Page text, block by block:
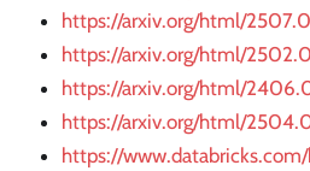
https://arxiv.org/html/
https://arxiv.org/html/
https://arxiv.org/html/
https://arxiv.org/html/
https://